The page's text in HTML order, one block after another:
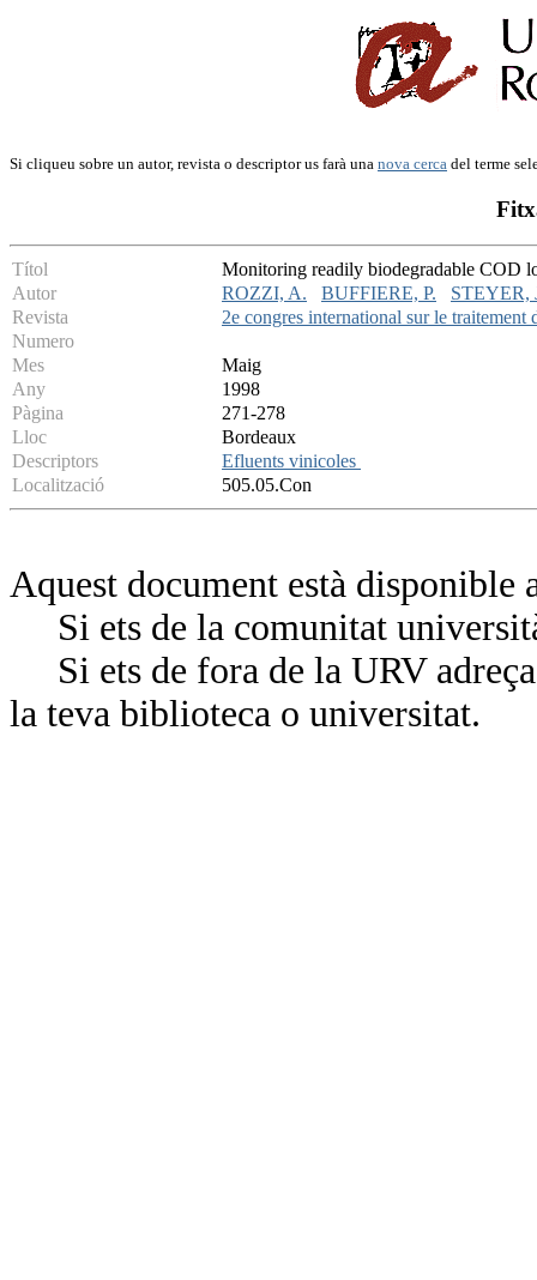
Si cliqueu sobre un autor, revista o descriptor us farà una nova cerca del terme
Títol
Monitoring readily biodegradable COD
Autor
ROZZI, A. BUFFIERE, P.
STEYER,
Revista
2e congres international sur le
Numero
Mes
Maig
Any
1998
Pàgina
271-278
Lloc
Bordeaux
Descriptors
Efluents vinicoles
Localització
505.05.Con
Aquest document està
Si ets de la comunitat
Si ets de fora de la URV
la teva biblioteca o universitat.